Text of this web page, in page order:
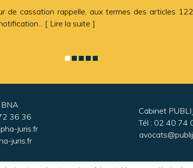
de cassation rappelle, aux termes des articles
Lire la suite
36 36
juris.fr
juris.fr
Cabinet
Tél : 02 40 74